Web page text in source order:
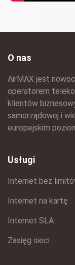
O nas
AirMAX jest
operatorem
klientów
samorządowej i
europejskim
Usługi
Internet bez
Internet na kartę
Internet SLA
Zasięg sieci